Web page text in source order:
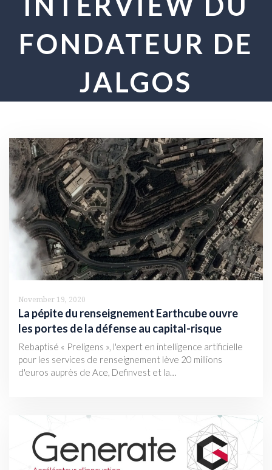
FONDATEUR DE
JALGOS
November 19, 2020
La pépite du renseignement Earthcube ouvre
les portes de la défense au capital-risque
Rebaptisé « Preligens », l'expert en intelligence artificielle
pour les services de renseignement lève 20 millions
d'euros auprès de Ace, Definvest et la…